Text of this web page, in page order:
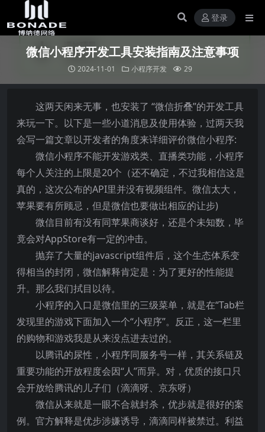
登录
微信小程序开发工具安装指南及注意事项
2024-11-01 小程序开发 29
这两天闲来无事，也安装了 “微信折叠”的开发工具
来玩一下。以下是一些小道消息及使用体验，过两天我
会写一篇文章以开发者的角度来详细评价微信小程序:
微信小程序不能开发游戏类、直播类功能，小程序
每个人关注的上限是20个（还不确定，不过我相信这是
真的，这次公布的API里并没有视频组件。微信太大，
苹果要有所顾忌，但是微信也要做出相应的让步)
微信目前有没有同苹果商谈好，还是个未知数，毕
竟会对AppStore有一定的冲击。
抛弃了大量的javascript组件后，这个生态体系变
得相当的封闭，微信解释肯定是：为了更好的性能提
升。那么我们拭目以待。
小程序的入口是微信里的三级菜单，就是在“Tab栏
发现里的游戏下面加入一个“小程序”。反正，这一栏里
的购物和游戏我是从来没点进去过的。
以腾讯的尿性，小程序同服务号一样，其关系链及
重要功能的开放程度会因“人”而异。对，优质的接口只
会开放给腾讯的儿子们（滴滴呀、京东呀）
微信从来就是一眼不合就封杀，优步就是很好的案
例。官方解释是优步涉嫌诱导，滴滴同样被禁过。利益